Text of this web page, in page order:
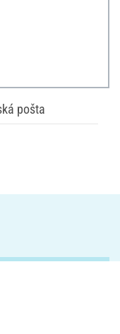
pošta